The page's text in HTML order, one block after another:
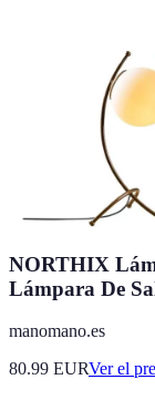
NORTHIX
Lámpara De
manomano.es
80.99 EURVer el